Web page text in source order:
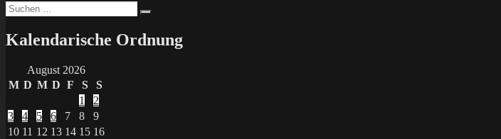
Suchen
nach:
Kalendarische Ordnung
August 2026
M D M D F S
S
1
2
3
4 5 6 7 8
9
10 11 12 13 14 15 16